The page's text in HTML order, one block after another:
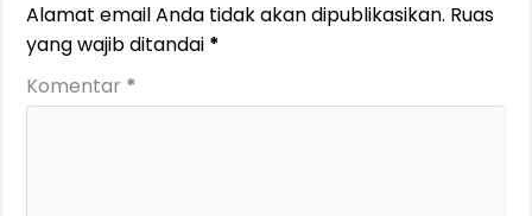
Alamat email Anda tidak akan dipublikasikan. Ruas
yang wajib ditandai *
Komentar *